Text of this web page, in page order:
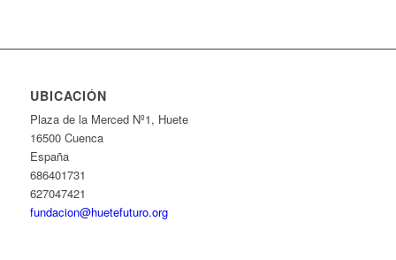
UBICACIÓN
Plaza de la Merced Nº1, Huete
16500 Cuenca
España
686401731
627047421
fundacion@huetefuturo.org